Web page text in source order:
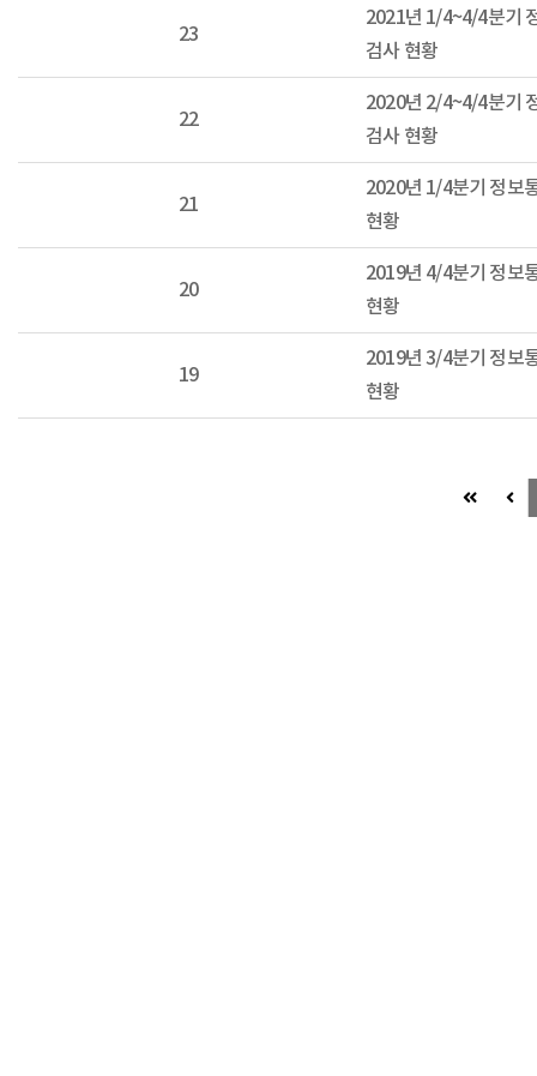
23
2021년 1/4~4/4분기
검사 현황
22
2020년 2/4~4/4분기
검사 현황
21
2020년 1/4분기 정보
현황
20
2019년 4/4분기 정보
현황
19
2019년 3/4분기 정보
현황
첫 페이
이